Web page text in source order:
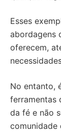
Esses
abordagens
oferecem,
No entanto,
ferramentas
da fé e não
comunidade